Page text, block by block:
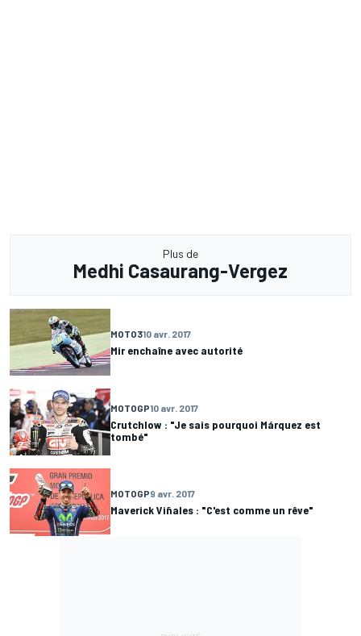
Plus de
Medhi Casaurang-Vergez
MOTO310 avr. 2017
Mir enchaîne avec autorité
MOTOGP10 avr. 2017
Crutchlow : "Je sais pourquoi Márquez est
tombé"
MOTOGP9 avr. 2017
Maverick Viñales : "C'est comme un rêve"